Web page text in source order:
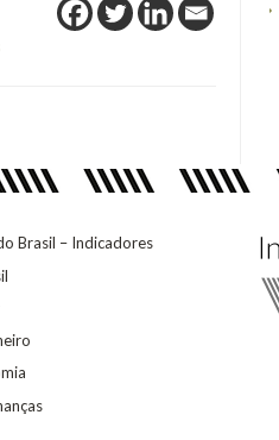
Brasil – Indicadores